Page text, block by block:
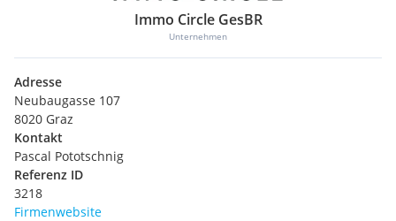
Immo Circle GesBR
Unternehmen
Adresse
Neubaugasse 107
8020 Graz
Kontakt
Pascal Pototschnig
Referenz ID
3218
Firmenwebsite